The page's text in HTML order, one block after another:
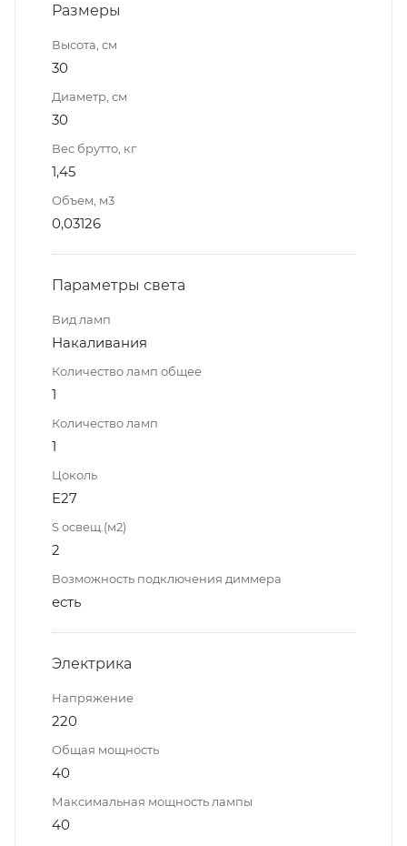
Размеры
Высота, см
30
Диаметр, см
30
Вес брутто, кг
1,45
Объем, м3
0,03126
Параметры света
Вид ламп
Накаливания
Количество ламп общее
1
Количество ламп
1
Цоколь
E27
S освещ.(м2)
2
Возможность подключения диммера
есть
Электрика
Напряжение
220
Общая мощность
40
Максимальная мощность лампы
40